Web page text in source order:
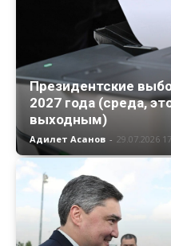
Президентские
2027 года (среда,
выходным)
Адилет Асанов - 29.07.2026